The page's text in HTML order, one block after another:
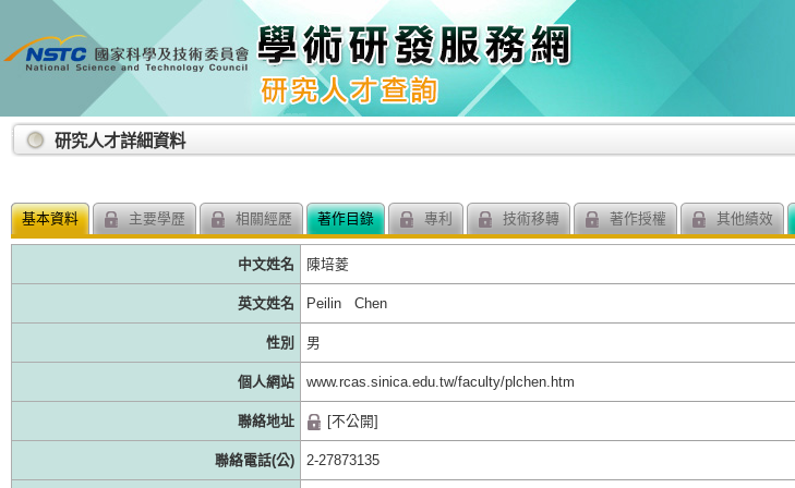
::: 研究人才詳細資料
基本資料 主要學歷 相關經歷 著作目錄 專利 技術移轉 著作授權 其他績效
中文姓名 陳培菱
英文姓名 Peilin Chen
性別 男
個人網站 www.rcas.sinica.edu.tw/faculty/plchen.htm
聯絡地址 [不公開]
聯絡電話(公) 2-27873135